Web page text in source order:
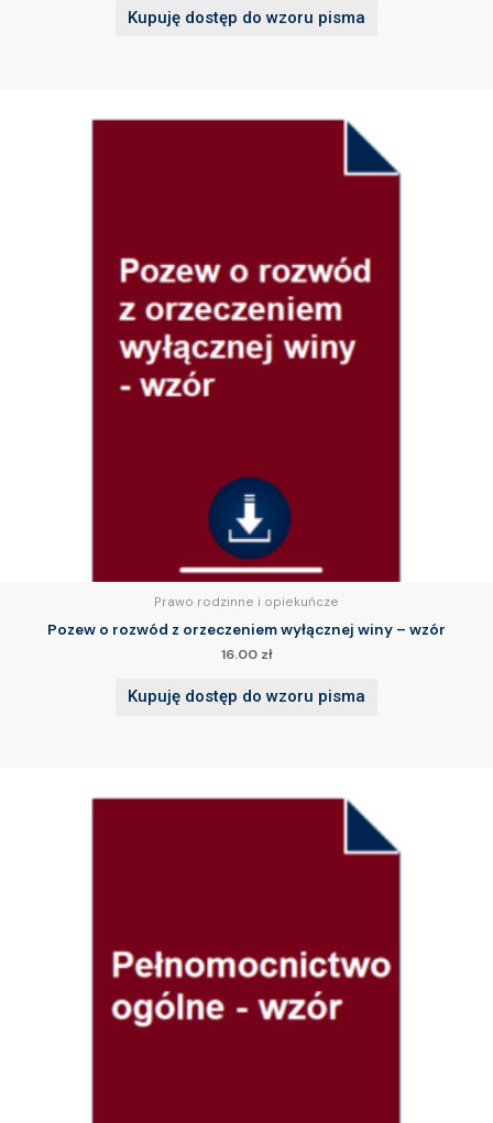
Kupuję dostęp do wzoru pisma
Prawo rodzinne i opiekuńcze
Pozew o rozwód z orzeczeniem wyłącznej winy – wzór
16.00 zł
Kupuję dostęp do wzoru pisma